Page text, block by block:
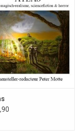
Verbeeldingenwerd
Beeld-prijsis